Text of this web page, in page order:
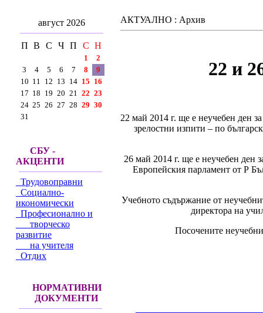
август 2026
П В С Ч П С Н
1
2
3
4 5 6 7 8
9
10 11 12 13 14 15 16
17 18 19 20 21 22 23
24 25 26 27 28 29 30
31
СБУ -
АКЦЕНТИ
Трудовоправни
Социално-
икономически
Професионално и
творческо
развитие
на учителя
Отдих
НОРМАТИВНИ
ДОКУМЕНТИ
АКТУАЛНО : Архив
22 и
22 май 2014 г. ще е неучебен ден
зрелостни изпити – по
26 май 2014 г. ще е неучебен ден
Европейския парламент от Р
Учебното съдържание от
директора на
Посочените